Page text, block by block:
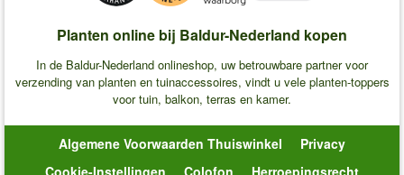
Planten online bij Baldur-Nederland kopen
In de Baldur-Nederland onlineshop, uw betrouwbare partner voor
verzending van planten en tuinaccessoires, vindt u vele planten-toppers
voor tuin, balkon, terras en kamer.
Algemene Voorwaarden Thuiswinkel
Privacy
Cookie-Instellingen
Colofon Herroepingsrecht